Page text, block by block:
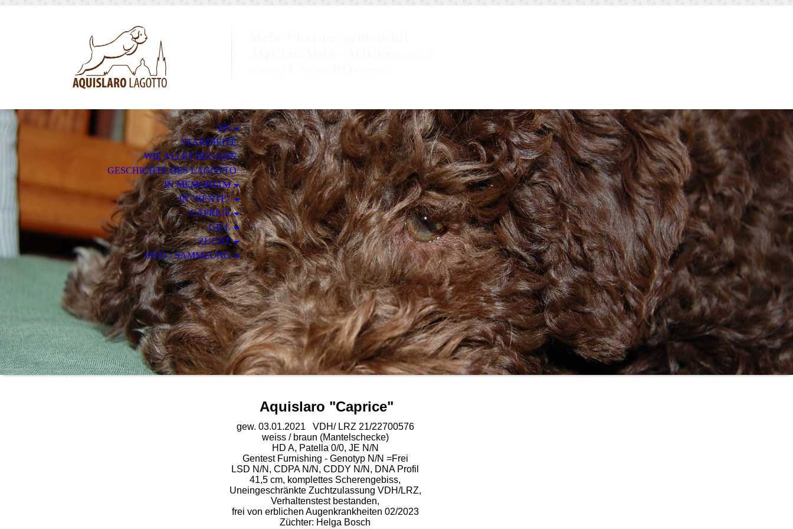
EN
STARTSEITE
WIE ALLES BEGANN
GESCHICHTE DES LAGOTTO
IN MEMORIAM
IN "RENTE"
CAPRICE
GILL
ZUCHT
INFO - SAMMLUNG
Aquislaro "Caprice"
gew. 03.01.2021 VDH/ LRZ 21/22700576
weiss / braun (Mantelschecke)
HD A, Patella 0/0, JE N/N
Gentest Furnishing - Genotyp N/N =Frei
LSD N/N, CDPA N/N, CDDY N/N, DNA Profil
41,5 cm, komplettes Scherengebiss,
Uneingeschränkte Zuchtzulassung VDH/LRZ,
Verhaltenstest bestanden,
frei von erblichen Augenkrankheiten 02/2023
Züchter: Helga Bosch